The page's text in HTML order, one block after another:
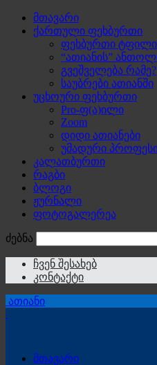
მთავარი
ქართული ფეხბურთი
ფეხბურთი
“ათიანის”
გვეშველება რამე?
საუბრები ათიანში
უცხოური ფეხბურთი
Pro-ფ(ა)ილი
Zoom
დიდი ათიანები
უმადური
კალათბურთი
რაგბი
ბლოგი
ჟურნალი
ფოტოგალერეა
ძებნა
ჩვენ შესახებ
კონტაქტი
ათიანი
მთავარი